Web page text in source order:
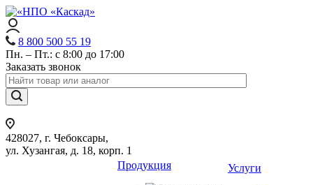
8 800 500 55 19
Пн. – Пт.: с 8:00 до 17:00
Заказать звонок
428027, г. Чебоксары,
ул. Хузангая, д. 18, корп. 1
Продукция
Услуги